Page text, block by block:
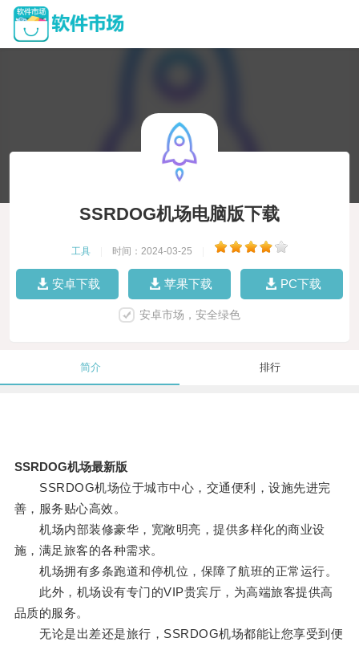
SSRDOG机场电脑版下载
工具 时间：2024-03-25
安卓下载 苹果下载 PC下载
安卓市场，安全绿色
简介 排行
SSRDOG机场最新版
SSRDOG机场位于城市中心，交通便利，设施先进完
善，服务贴心高效。
机场内部装修豪华，宽敞明亮，提供多样化的商业设
施，满足旅客的各种需求。
机场拥有多条跑道和停机位，保障了航班的正常运行。
此外，机场设有专门的VIP贵宾厅，为高端旅客提供高
品质的服务。
无论是出差还是旅行，SSRDOG机场都能让您享受到便